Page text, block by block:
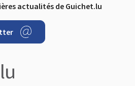
actualités de Guichet.lu